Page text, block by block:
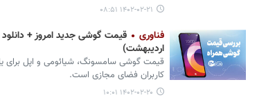
۱۴۰۲-۰۲-۲۱ ۰۸:۵۱
فناوری
اردیبهشت)
قیمت گوشی‌ سامسونگ، شیائومی و اپل برای
کاربران فضای مجازی است.
۱۴۰۲-۰۲-۲۰ ۱۰:۰۱